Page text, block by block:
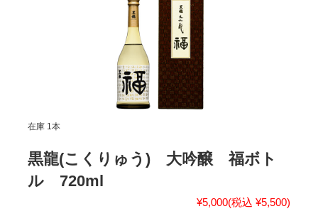
在庫 1本
黒龍(こくりゅう) 大吟醸 福ボト
ル 720ml
¥5,000(税込 ¥5,500)